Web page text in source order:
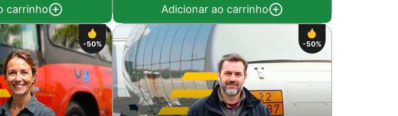
carrinho Adicionar ao carrinho
-50% -50%